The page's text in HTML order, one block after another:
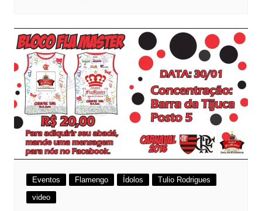
Eventos Flamengo Ídolos
Tulio Rodrigues
video